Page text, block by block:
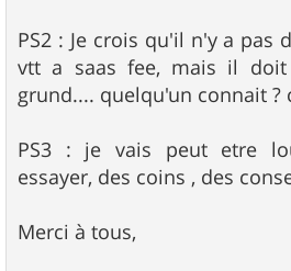
PS2 : Je crois qu'il n'y a pas
vtt a saas fee, mais il
grund.... quelqu'un connait ?
PS3 : je vais peut etre
essayer, des coins , des
Merci à tous,